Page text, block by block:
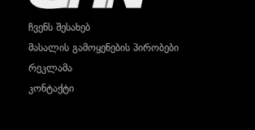
ჩვენს შესახებ
მასალის გამოყენების პირობები
რეკლამა
კონტაქტი